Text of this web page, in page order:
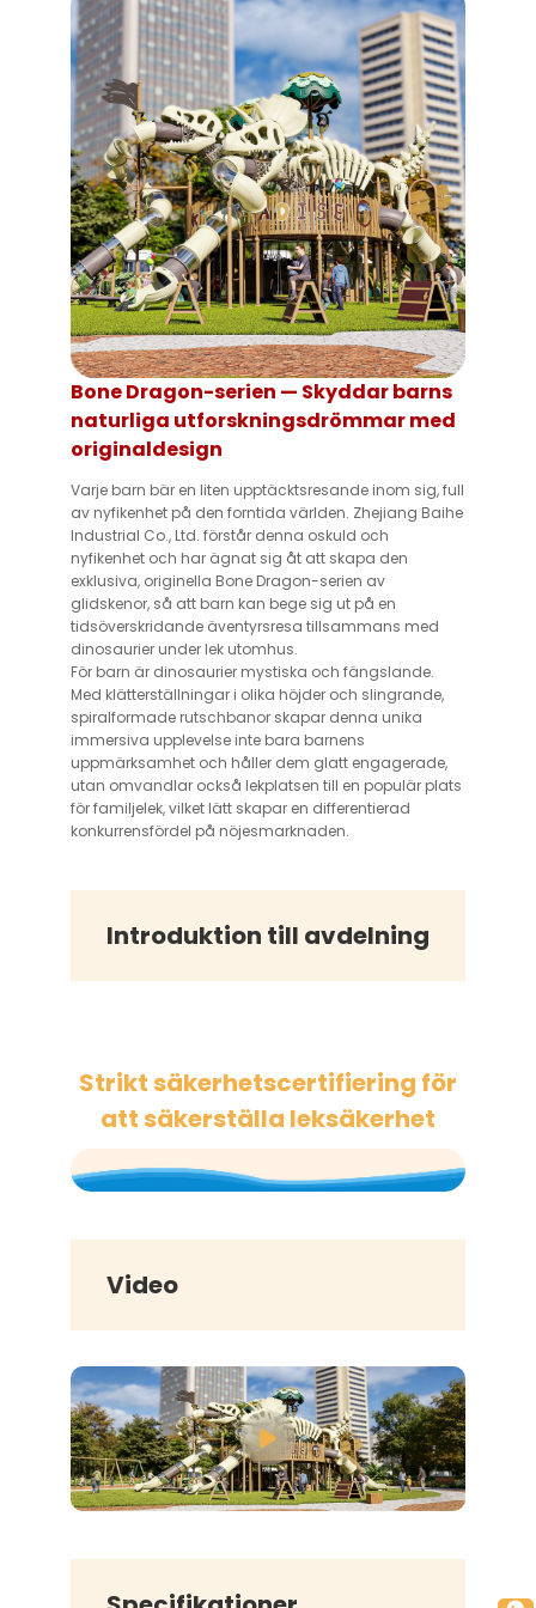
Bone Dragon-serien — Skyddar barns
naturliga utforskningsdrömmar med
originaldesign
Varje barn bär en liten upptäcktsresande inom sig, full
av nyfikenhet på den forntida världen. Zhejiang Baihe
Industrial Co., Ltd. förstår denna oskuld och
nyfikenhet och har ägnat sig åt att skapa den
exklusiva, originella Bone Dragon-serien av
glidskenor, så att barn kan bege sig ut på en
tidsöverskridande äventyrsresa tillsammans med
dinosaurier under lek utomhus.
För barn är dinosaurier mystiska och fängslande.
Med klätterställningar i olika höjder och slingrande,
spiralformade rutschbanor skapar denna unika
immersiva upplevelse inte bara barnens
uppmärksamhet och håller dem glatt engagerade,
utan omvandlar också lekplatsen till en populär plats
för familjelek, vilket lätt skapar en differentierad
konkurrensfördel på nöjesmarknaden.
Introduktion till avdelning
Strikt säkerhetscertifiering för
att säkerställa leksäkerhet
Video